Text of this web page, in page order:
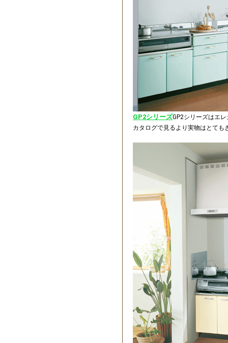
GP2シリーズGP2シリーズはエ
カタログで見るより実物はとても